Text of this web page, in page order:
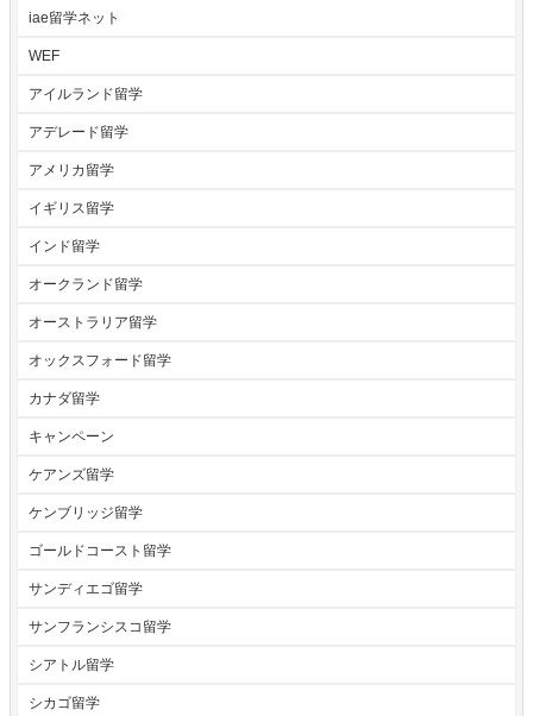
iae留学ネット
WEF
アイルランド留学
アデレード留学
アメリカ留学
イギリス留学
インド留学
オークランド留学
オーストラリア留学
オックスフォード留学
カナダ留学
キャンペーン
ケアンズ留学
ケンブリッジ留学
ゴールドコースト留学
サンディエゴ留学
サンフランシスコ留学
シアトル留学
シカゴ留学